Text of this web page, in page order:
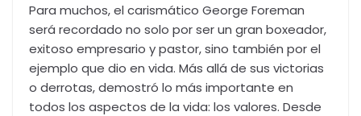
Para muchos, el carismático George Foreman
será recordado no solo por ser un gran boxeador,
exitoso empresario y pastor, sino también por el
ejemplo que dio en vida. Más allá de sus victorias
o derrotas, demostró lo más importante en
todos los aspectos de la vida: los valores. Desde